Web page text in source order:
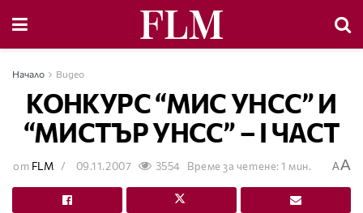
Начало Видео
КОНКУРС “МИС УНСС” И
“МИСТЪР УНСС” – І ЧАСТ
от FLM 09.11.2007 3554 Време за четене: 1 мин. AA